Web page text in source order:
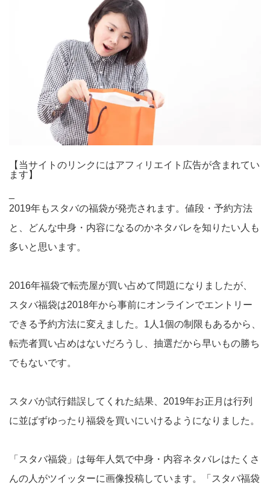
【当サイトのリンクにはアフィリエイト広告が含まれてい
ます】
2019年もスタバの福袋が発売されます。値段・予約方法
と、どんな中身・内容になるのかネタバレを知りたい人も
多いと思います。
2016年福袋で転売屋が買い占めて問題になりましたが、
スタバ福袋は2018年から事前にオンラインでエントリー
できる予約方法に変えました。1人1個の制限もあるから、
転売者買い占めはないだろうし、抽選だから早いもの勝ち
でもないです。
スタバが試行錯誤してくれた結果、2019年お正月は行列
に並ばずゆったり福袋を買いにいけるようになりました。
「スタバ福袋」は毎年人気で中身・内容ネタバレはたくさ
んの人がツイッターに画像投稿しています。「スタバ福袋